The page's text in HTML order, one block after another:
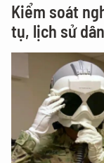
Kiểm soát
tụ, lịch sử